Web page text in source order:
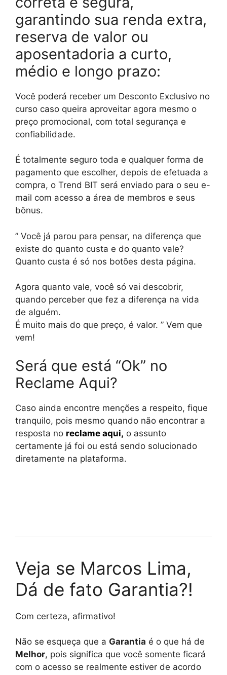
garantindo sua renda extra,
reserva de valor ou
aposentadoria a curto,
médio e longo prazo:
Você poderá receber um Desconto Exclusivo no
curso caso queira aproveitar agora mesmo o
preço promocional, com total segurança e
confiabilidade.
É totalmente seguro toda e qualquer forma de
pagamento que escolher, depois de efetuada a
compra, o Trend BIT será enviado para o seu e-
mail com acesso a área de membros e seus
bônus.
” Você já parou para pensar, na diferença que
existe do quanto custa e do quanto vale?
Quanto custa é só nos botões desta página.
Agora quanto vale, você só vai descobrir,
quando perceber que fez a diferença na vida
de alguém.
É muito mais do que preço, é valor. ” Vem que
vem!
Será que está “Ok” no
Reclame Aqui?
Caso ainda encontre menções a respeito, fique
tranquilo, pois mesmo quando não encontrar a
resposta no reclame aqui, o assunto
certamente já foi ou está sendo solucionado
diretamente na plataforma.
Veja se Marcos Lima,
Dá de fato Garantia?!
Com certeza, afirmativo!
Não se esqueça que a Garantia é o que há de
Melhor, pois significa que você somente ficará
com o acesso se realmente estiver de acordo